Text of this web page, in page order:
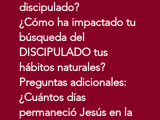
discipulado?
¿Cómo ha impactado tu
búsqueda del
DISCIPULADO tus
hábitos naturales?
Preguntas adicionales:
¿Cuántos días
permaneció Jesús en la